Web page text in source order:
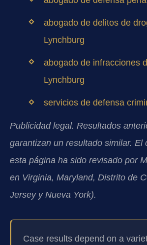
abogado de delitos de
Lynchburg
abogado de infracciones
Lynchburg
servicios de defensa
Publicidad legal. Resultados
garantizan un resultado similar. El
esta página ha sido revisado por
en Virginia, Maryland, Distrito de
Jersey y Nueva York).
Case results depend on a